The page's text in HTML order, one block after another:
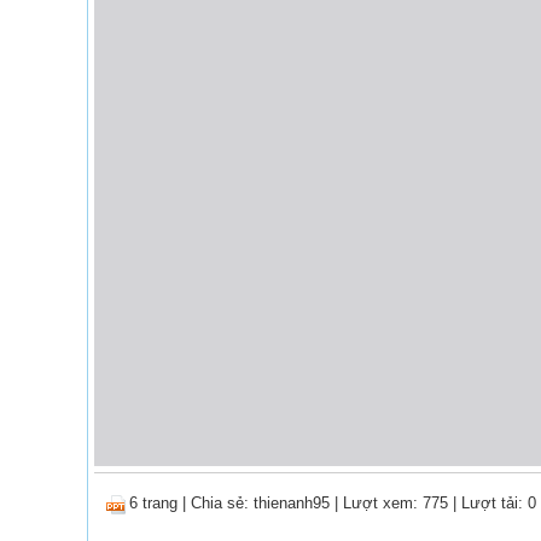
6 trang Chia sẻ: thienanh95 | Lượt xem: 775 | Lượt tải: 0